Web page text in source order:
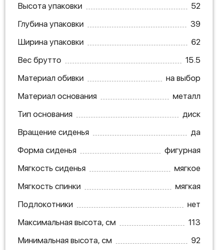
Высота упаковки
52
Глубина упаковки
39
Ширина упаковки
62
Вес брутто
15.5
Материал обивки
на выбор
Материал основания
металл
Тип основания
диск
Вращение сиденья
да
Форма сиденья
фигурная
Мягкость сиденья
мягкое
Мягкость спинки
мягкая
Подлокотники
нет
Максимальная высота, см
113
Минимальная высота, см
92